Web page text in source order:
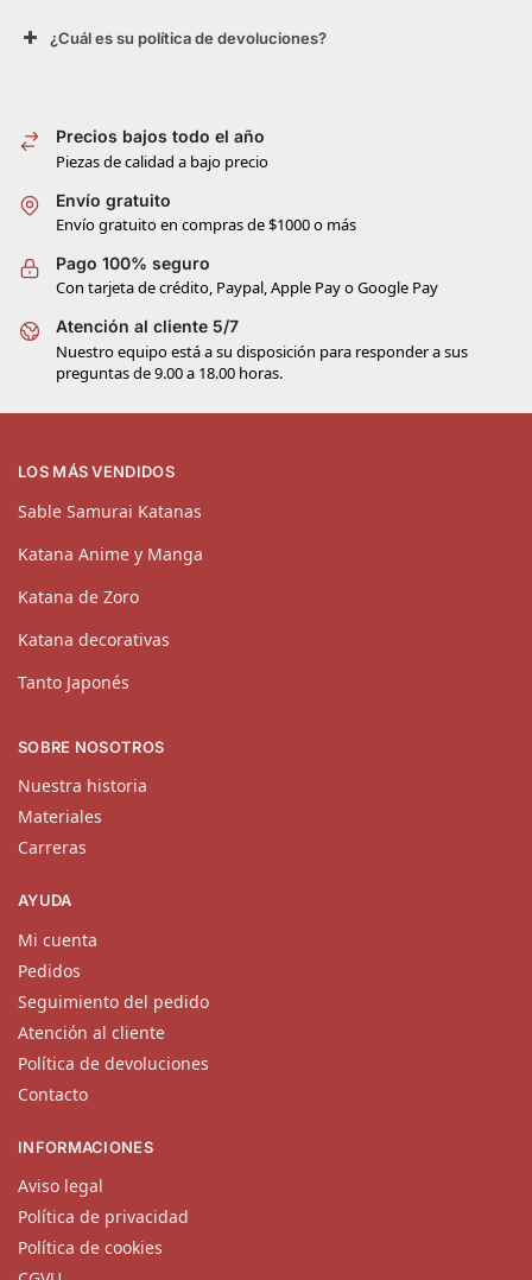
¿Cuál es su política de devoluciones?
Precios bajos todo el año
Piezas de calidad a bajo precio
Envío gratuito
Envío gratuito en compras de $1000 o más
Pago 100% seguro
Con tarjeta de crédito, Paypal, Apple Pay o Google Pay
Atención al cliente 5/7
Nuestro equipo está a su disposición para responder a sus
preguntas de 9.00 a 18.00 horas.
LOS MÁS VENDIDOS
Sable Samurai Katanas
Katana Anime y Manga
Katana de Zoro
Katana decorativas
Tanto Japonés
SOBRE NOSOTROS
Nuestra historia
Materiales
Carreras
AYUDA
Mi cuenta
Pedidos
Seguimiento del pedido
Atención al cliente
Política de devoluciones
Contacto
INFORMACIONES
Aviso legal
Política de privacidad
Política de cookies